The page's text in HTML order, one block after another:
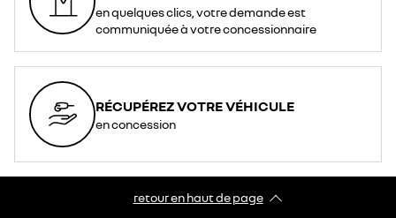
en quelques clics, votre demande est
communiquée à votre concessionnaire
RÉCUPÉREZ VOTRE VÉHICULE
en concession
retour en haut de page​